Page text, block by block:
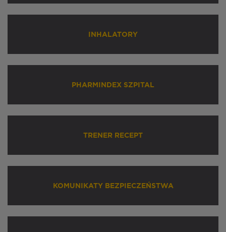
INHALATORY
PHARMINDEX SZPITAL
TRENER RECEPT
KOMUNIKATY BEZPIECZEŃSTWA